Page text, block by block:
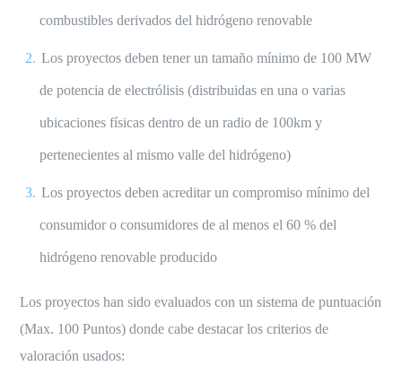
combustibles derivados del hidrógeno renovable
Los proyectos deben tener un tamaño mínimo de 100 MW
de potencia de electrólisis (distribuidas en una o varias
ubicaciones físicas dentro de un radio de 100km y
pertenecientes al mismo valle del hidrógeno)
Los proyectos deben acreditar un compromiso mínimo del
consumidor o consumidores de al menos el 60 % del
hidrógeno renovable producido
Los proyectos han sido evaluados con un sistema de puntuación
(Max. 100 Puntos) donde cabe destacar los criterios de
valoración usados: